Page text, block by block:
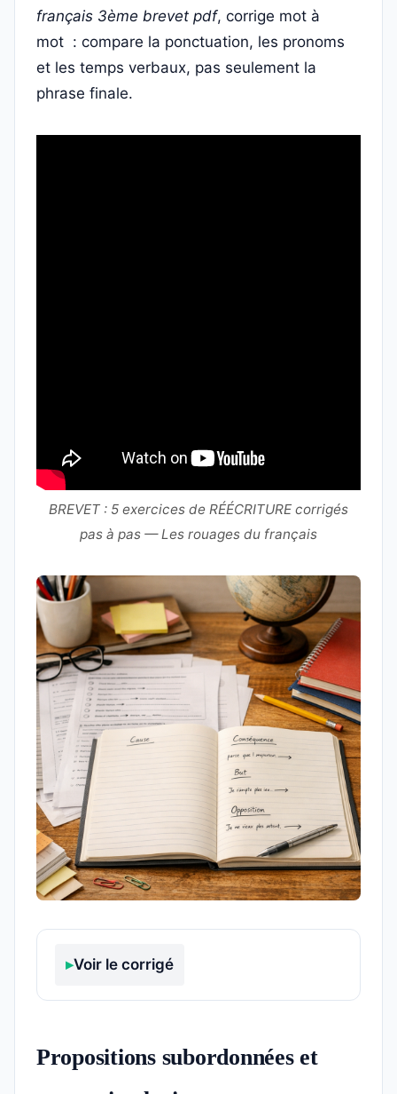
français 3ème brevet pdf, corrige mot à
mot : compare la ponctuation, les pronoms
et les temps verbaux, pas seulement la
phrase finale.
BREVET : 5 exercices de RÉÉCRITURE corrigés
pas à pas — Les rouages du français
Voir le corrigé
Propositions subordonnées et